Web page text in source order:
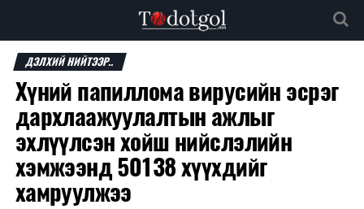
ДЭЛХИЙ НИЙТЭЭР..
Хүний папиллома вирусийн эсрэг
дархлаажуулалтын ажлыг
эхлүүлсэн хойш нийслэлийн
хэмжээнд 50138 хүүхдийг
хамруулжээ